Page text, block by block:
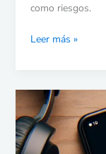
como riesgos.
Leer más »
Google
Gemini
para
Android